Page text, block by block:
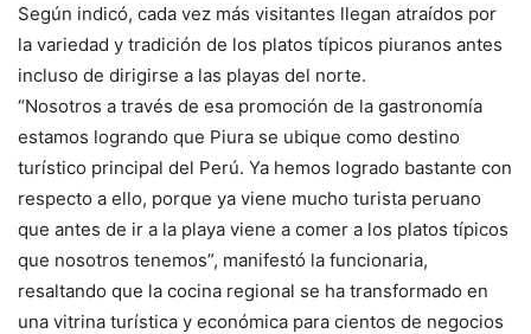
Según indicó, cada vez más visitantes llegan atraídos por
la variedad y tradición de los platos típicos piuranos antes
incluso de dirigirse a las playas del norte.
“Nosotros a través de esa promoción de la gastronomía
estamos logrando que Piura se ubique como destino
turístico principal del Perú. Ya hemos logrado bastante con
respecto a ello, porque ya viene mucho turista peruano
que antes de ir a la playa viene a comer a los platos típicos
que nosotros tenemos”, manifestó la funcionaria,
resaltando que la cocina regional se ha transformado en
una vitrina turística y económica para cientos de negocios